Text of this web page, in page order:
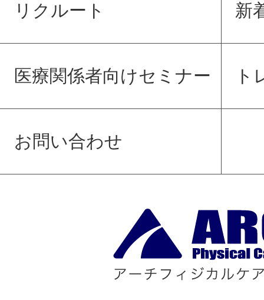
医療関係者向けセミナー
リクルート
ト
新
お問い合わせ